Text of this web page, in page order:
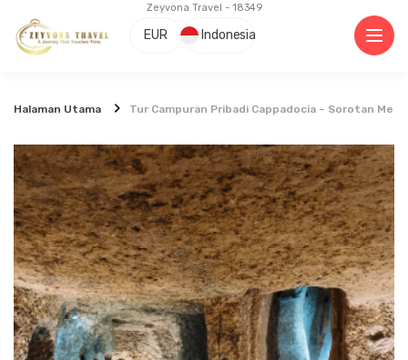
Zeyvona Travel - 18349
EUR Indonesia
Halaman Utama Tur Campuran Pribadi Cappadocia – Sorotan